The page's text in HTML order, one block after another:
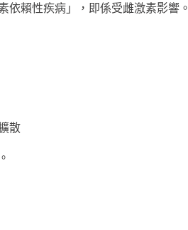
依賴性疾病」，即係受雌激素影響。
散